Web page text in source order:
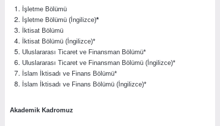
İşletme Bölümü
İşletme Bölümü (İngilizce)*
İktisat Bölümü
İktisat Bölümü (İngilizce)*
Uluslararası Ticaret ve Finansman Bölümü*
Uluslararası Ticaret ve Finansman Bölümü (İngilizce)*
İslam İktisadı ve Finans Bölümü*
İslam İktisadı ve Finans Bölümü (İngilizce)*
Akademik Kadromuz